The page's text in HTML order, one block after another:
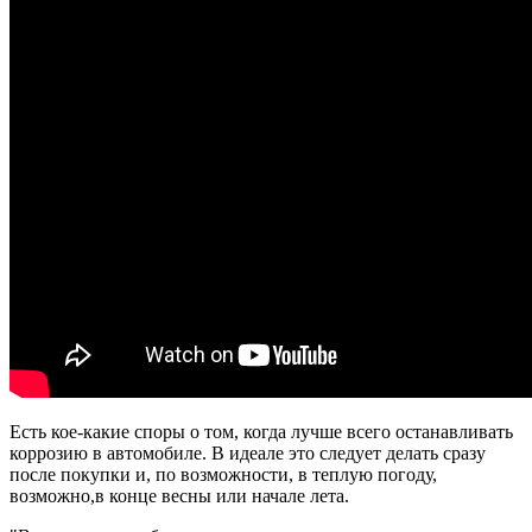
Есть кое-какие споры о том, когда лучше всего останавливать
коррозию в автомобиле. В идеале это следует делать сразу
после покупки и, по возможности, в теплую погоду,
возможно,в конце весны или начале лета.